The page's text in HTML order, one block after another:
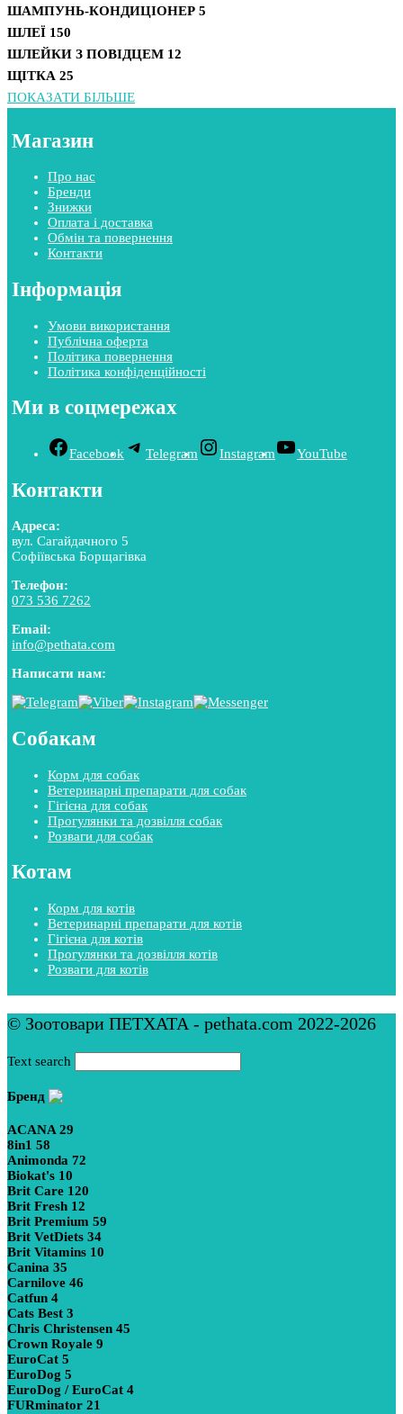
ШАМПУНЬ-КОНДИЦІОНЕР 5
ШЛЕЇ 150
ШЛЕЙКИ З ПОВІДЦЕМ 12
ЩІТКА 25
ПОКАЗАТИ БІЛЬШЕ
Магазин
Про нас
Бренди
Знижки
Оплата і доставка
Обмін та повернення
Контакти
Інформація
Умови використання
Публічна оферта
Політика повернення
Політика конфіденційності
Ми в соцмережах
Facebook Telegram Instagram YouTube
Контакти
Адреса:
вул. Сагайдачного 5
Софіївська Борщагівка
Телефон:
073 536 7262
Email:
info@pethata.com
Написати нам:
Собакам
Корм для собак
Ветеринарні препарати для собак
Гігієна для собак
Прогулянки та дозвілля собак
Розваги для собак
Котам
Корм для котів
Ветеринарні препарати для котів
Гігієна для котів
Прогулянки та дозвілля котів
Розваги для котів
© Зоотовари ПЕТХАТА - pethata.com 2022-2026
Text search
Бренд
ACANA 29
8in1 58
Animonda 72
Biokat's 10
Brit Care 120
Brit Fresh 12
Brit Premium 59
Brit VetDiets 34
Brit Vitamins 10
Canina 35
Carnilove 46
Catfun 4
Cats Best 3
Chris Christensen 45
Crown Royale 9
EuroCat 5
EuroDog 5
EuroDog / EuroCat 4
FURminator 21